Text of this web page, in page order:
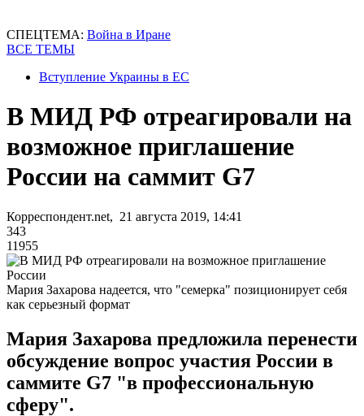
СПЕЦТЕМА: Война в Иране
ВСЕ ТЕМЫ
Вступление Украины в ЕС
В МИД РФ отреагировали на
возможное приглашение
России на саммит G7
Корреспондент.net, 21 августа 2019, 14:41
343
11955
Мария Захарова надеется, что "семерка" позиционирует себя
как серьезный формат
Мария Захарова предложила перенести
обсуждение вопрос участия России в
саммите G7 "в профессиональную
сферу".